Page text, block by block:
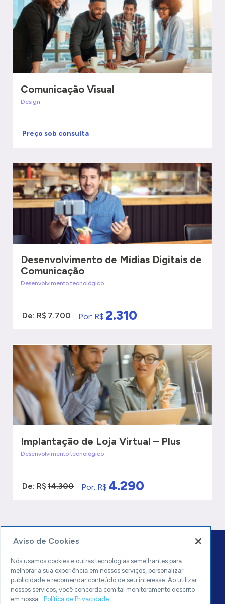
Comunicação Visual
Design
Preço sob consulta
Desenvolvimento de Mídias Digitais de
Comunicação
Desenvolvimento tecnológico
De: R$ 7.700 Por: R$ 2.310
Implantação de Loja Virtual – Plus
Desenvolvimento tecnológico
De: R$ 14.300 Por: R$ 4.290
0800 570 0800
Aviso de Cookies
Nós usamos cookies e outras tecnologias semelhantes para
melhorar a sua experiência em nossos serviços, personalizar
publicidade e recomendar conteúdo de seu interesse. Ao utilizar
nossos serviços, você concorda com tal monitoramento descrito
em nossa
Política de Privacidade